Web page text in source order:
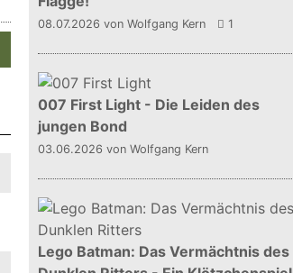
08.07.2026 von Wolfgang Kern 1
007 First Light - Die Leiden des
jungen Bond
03.06.2026 von Wolfgang Kern
Lego Batman: Das Vermächtnis des